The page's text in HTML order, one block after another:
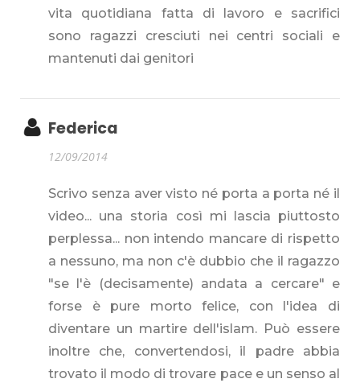
vita quotidiana fatta di lavoro e sacrifici
sono ragazzi cresciuti nei centri sociali e
mantenuti dai genitori
Federica
12/09/2014
Scrivo senza aver visto né porta a porta né il
video... una storia così mi lascia piuttosto
perplessa... non intendo mancare di rispetto
a nessuno, ma non c'è dubbio che il ragazzo
"se l'è (decisamente) andata a cercare" e
forse è pure morto felice, con l'idea di
diventare un martire dell'islam. Può essere
inoltre che, convertendosi, il padre abbia
trovato il modo di trovare pace e un senso al